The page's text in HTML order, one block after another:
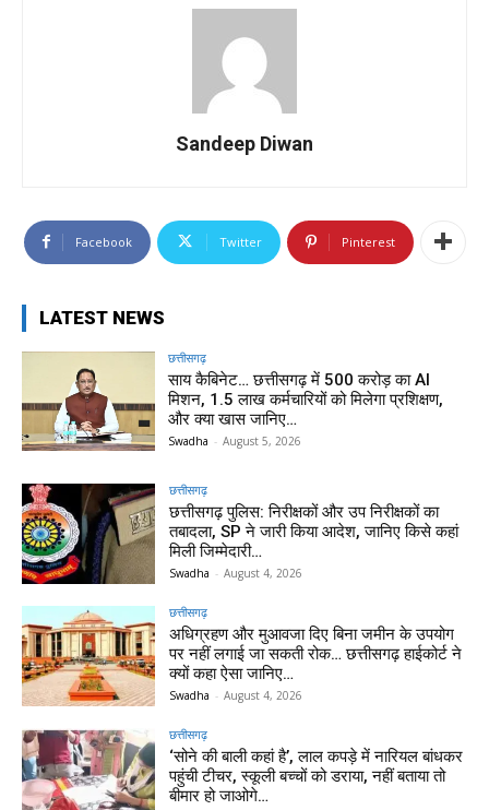
Sandeep Diwan
Facebook Twitter Pinterest
LATEST NEWS
छत्तीसगढ़
साय कैबिनेट… छत्तीसगढ़ में 500 करोड़ का AI
मिशन, 1.5 लाख कर्मचारियों को मिलेगा प्रशिक्षण,
और क्या खास जानिए…
Swadha - August 5, 2026
छत्तीसगढ़
छत्तीसगढ़ पुलिस: निरीक्षकों और उप निरीक्षकों का
तबादला, SP ने जारी किया आदेश, जानिए किसे कहां
मिली जिम्मेदारी…
Swadha - August 4, 2026
छत्तीसगढ़
अधिग्रहण और मुआवजा दिए बिना जमीन के उपयोग
पर नहीं लगाई जा सकती रोक… छत्तीसगढ़ हाईकोर्ट ने
क्यों कहा ऐसा जानिए…
Swadha - August 4, 2026
छत्तीसगढ़
‘सोने की बाली कहां है’, लाल कपड़े में नारियल बांधकर
पहुंची टीचर, स्कूली बच्चों को डराया, नहीं बताया तो
बीमार हो जाओगे…